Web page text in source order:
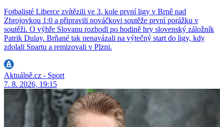
Fotbalisté Liberce zvítězili ve 3. kole první ligy v Brně nad
Zbrojovkou 1:0 a připravili nováčkovi soutěže první porážku v
soutěži. O výhře Slovanu rozhodl po hodině hry slovenský záložník
Patrik Dulay. Brňané tak nenavázali na výtečný start do ligy, kdy
zdolali Spartu a remizovali v Plzni.
Aktuálně.cz - Sport
7. 8. 2026, 19:15